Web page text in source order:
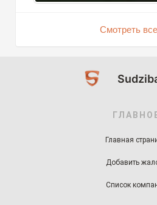
Смотреть
Главная
Добавить
Список